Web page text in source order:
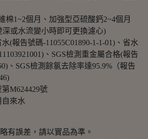
棉1~2個月、加強型亞硫酸鈣2~4個月
或水流變小時即可更換濾心)
(報告號碼-11055C01890-1-1-01)、省水
、SGS檢測重金屬合格(報告
、SGS檢測餘氯去除率達95.9%（報告
M624429號
自來水
有誤差，請以實品為準。